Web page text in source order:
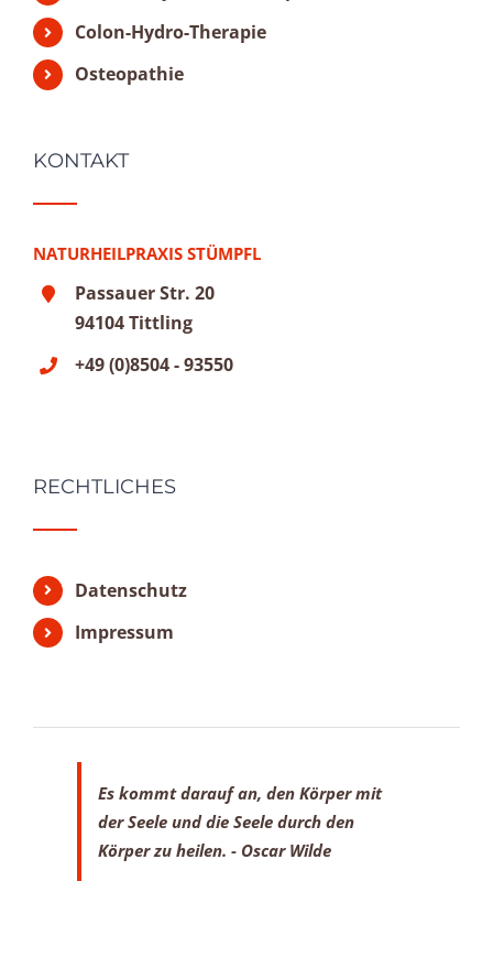
Colon-Hydro-Therapie
Osteopathie
KONTAKT
NATURHEILPRAXIS STÜMPFL
Passauer Str. 20
94104 Tittling
+49 (0)8504 - 93550
RECHTLICHES
Datenschutz
Impressum
Es kommt darauf an, den Körper mit
der Seele und die Seele durch den
Körper zu heilen. - Oscar Wilde